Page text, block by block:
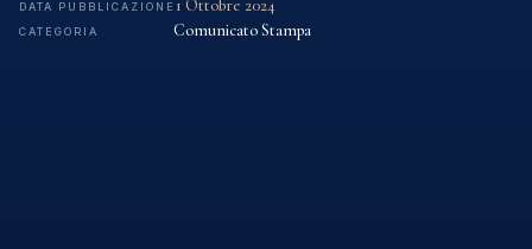
DATA PUBBLICAZIONE 1 Ottobre 2024
CATEGORIA Comunicato Stampa